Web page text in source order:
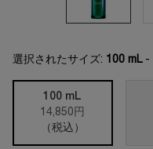
選択されたサイズ: 100 mL-
選択済み
100 mL
14,850円
（税込）
, 1/3